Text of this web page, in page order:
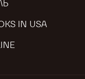
IN USA